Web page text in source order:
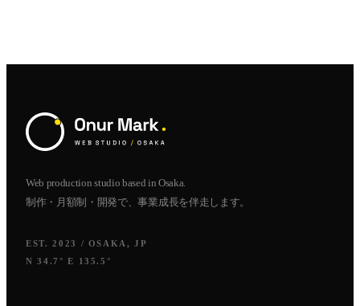
Web production studio based in Osaka.
制作・月額制・開発で、事業成長を伴走します。
EST. 2023 / OSAKA, JP
N 34.7° E 135.5°